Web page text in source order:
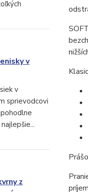
v
v
sprievodcovi
z